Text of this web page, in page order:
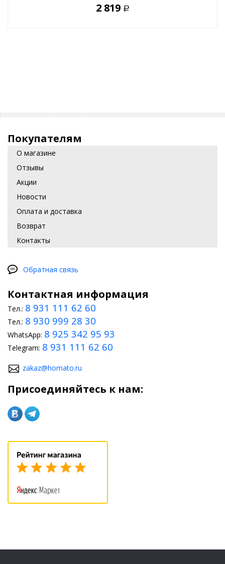
2 819 Р
Покупателям
О магазине
Отзывы
Акции
Новости
Оплата и доставка
Возврат
Контакты
Обратная связь
Контактная информация
Тел.: 8 931 111 62 60
Тел.: 8 930 999 28 30
WhatsApp: 8 925 342 95 93
Telegram: 8 931 111 62 60
zakaz@homato.ru
Присоединяйтесь к нам: